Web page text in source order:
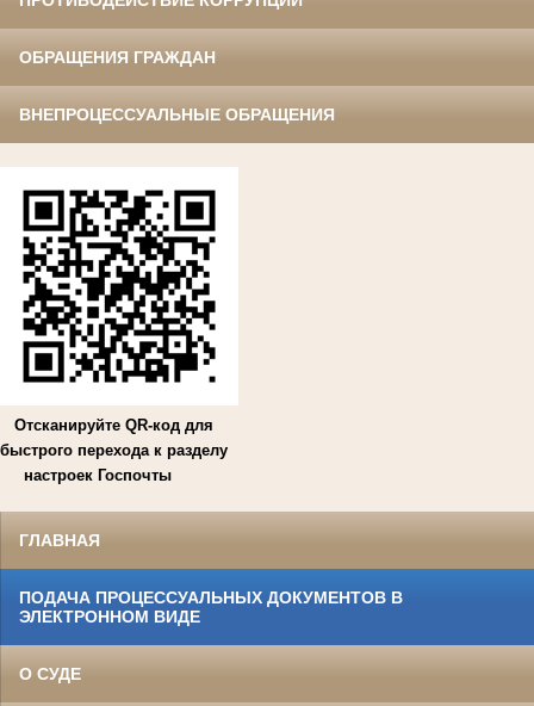
ОБРАЩЕНИЯ ГРАЖДАН
ВНЕПРОЦЕССУАЛЬНЫЕ ОБРАЩЕНИЯ
Отсканируйте QR-код для
быстрого перехода к разделу
настроек Госпочты
ГЛАВНАЯ
ПОДАЧА ПРОЦЕССУАЛЬНЫХ ДОКУМЕНТОВ В
ЭЛЕКТРОННОМ ВИДЕ
О СУДЕ